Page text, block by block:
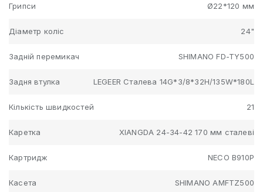
Грипси Ø22*120 мм
Діаметр коліс 24"
Задній перемикач SHIMANO FD-TY500
Задня втулка LEGEER Сталева 14G*3/8*32H/135W*180L
Кількість швидкостей 21
Каретка XIANGDA 24-34-42 170 мм сталеві
Картридж NECO B910P
Касета SHIMANO AMFTZ500